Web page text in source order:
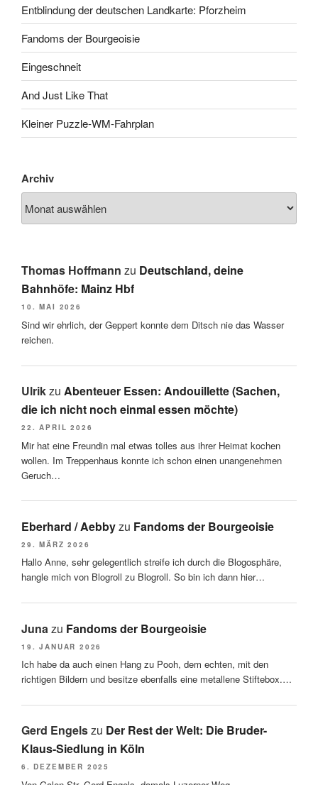
Entblindung der deutschen Landkarte: Pforzheim
Fandoms der Bourgeoisie
Eingeschneit
And Just Like That
Kleiner Puzzle-WM-Fahrplan
Archiv
Thomas Hoffmann zu Deutschland, deine
Bahnhöfe: Mainz Hbf
10. MAI 2026
Sind wir ehrlich, der Geppert konnte dem Ditsch nie das Wasser
reichen.
Ulrikzu Abenteuer Essen: Andouillette (Sachen,
die ich nicht noch einmal essen möchte)
22. APRIL 2026
Mir hat eine Freundin mal etwas tolles aus ihrer Heimat kochen
wollen. Im Treppenhaus konnte ich schon einen unangenehmen
Geruch…
Eberhard / Aebbyzu Fandoms der Bourgeoisie
29. MÄRZ 2026
Hallo Anne, sehr gelegentlich streife ich durch die Blogosphäre,
hangle mich von Blogroll zu Blogroll. So bin ich dann hier…
Junazu Fandoms der Bourgeoisie
19. JANUAR 2026
Ich habe da auch einen Hang zu Pooh, dem echten, mit den
richtigen Bildern und besitze ebenfalls eine metallene Stiftebox.…
Gerd Engelszu Der Rest der Welt: Die Bruder-
Klaus-Siedlung in Köln
6. DEZEMBER 2025